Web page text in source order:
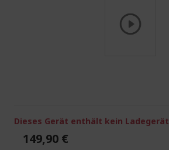
149,90 €
Dieses Gerät enthält kein Ladegerät